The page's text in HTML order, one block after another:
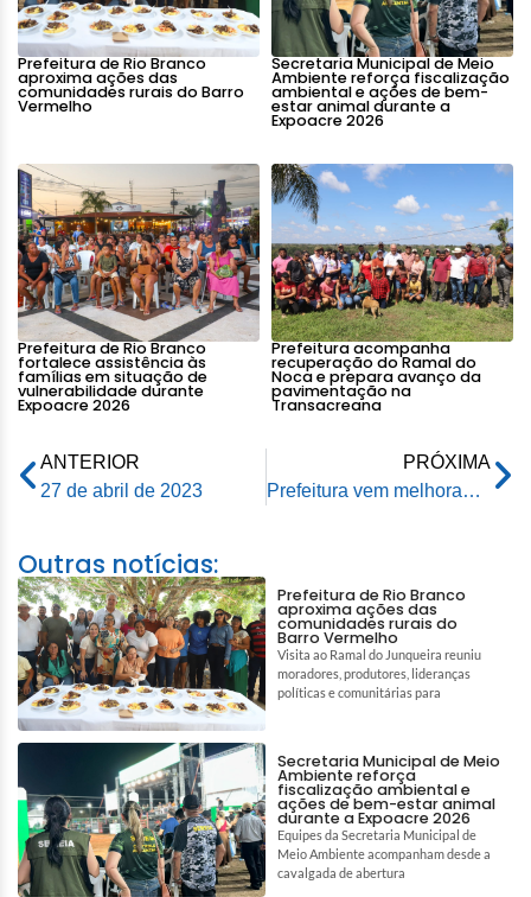
Prefeitura de Rio Branco
aproxima ações das
comunidades rurais do Barro
Vermelho
Secretaria Municipal de Meio
Ambiente reforça fiscalização
ambiental e ações de bem-
estar animal durante a
Expoacre 2026
Prefeitura de Rio Branco
fortalece assistência às
famílias em situação de
vulnerabilidade durante
Expoacre 2026
Prefeitura acompanha
recuperação do Ramal do
Noca e prepara avanço da
pavimentação na
Transacreana
ANTERIOR
27 de abril de 2023
PRÓXIMA
Prefeitura vem melhorando vias públicas com serviços de limpeza, tapa-buracos e pavimentação
Outras notícias:
Prefeitura de Rio Branco
aproxima ações das
comunidades rurais do
Barro Vermelho
Visita ao Ramal do Junqueira reuniu
moradores, produtores, lideranças
políticas e comunitárias para
Secretaria Municipal de Meio
Ambiente reforça
fiscalização ambiental e
ações de bem-estar animal
durante a Expoacre 2026
Equipes da Secretaria Municipal de
Meio Ambiente acompanham desde a
cavalgada de abertura